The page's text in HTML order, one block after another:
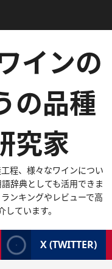
インの
の品種
究家
程、様々なワインについ
辞典としても活用できま
ンキングやレビューで高
ています。
X (TWITTER)